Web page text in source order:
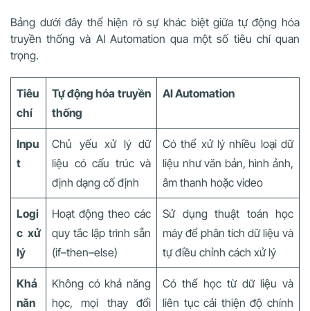
Bảng dưới đây thể hiện rõ sự khác biệt giữa tự động hóa
truyền thống và AI Automation qua một số tiêu chí quan
trọng.
Tiêu
chí
Tự động hóa truyền
thống
AI Automation
Inpu
t
Chủ yếu xử lý dữ
liệu có cấu trúc và
định dạng cố định
Có thể xử lý nhiều loại dữ
liệu như văn bản, hình ảnh,
âm thanh hoặc video
Logi
c xử
lý
Hoạt động theo các
quy tắc lập trình sẵn
(if–then–else)
Sử dụng thuật toán học
máy để phân tích dữ liệu và
tự điều chỉnh cách xử lý
Khả
năn
Không có khả năng
học, mọi thay đổi
Có thể học từ dữ liệu và
liên tục cải thiện độ chính